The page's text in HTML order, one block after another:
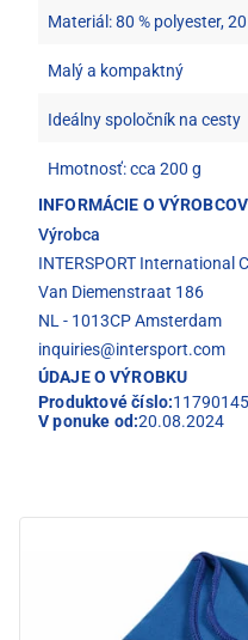
Materiál: 80 % polyester,
Malý a kompaktný
Ideálny spoločník na cesty
Hmotnosť: cca 200 g
INFORMÁCIE O
Výrobca
INTERSPORT International
Van Diemenstraat 186
NL - 1013CP Amsterdam
inquiries@intersport.com
ÚDAJE O VÝROBKU
Produktové číslo:
V ponuke od:20.08.2024